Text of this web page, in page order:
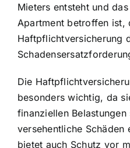
Mieters entsteht und
Apartment betroffen ist,
Haftpflichtversicherung
Die
besonders wichtig, da
finanziellen
versehentliche Schäden
bietet auch Schutz vor